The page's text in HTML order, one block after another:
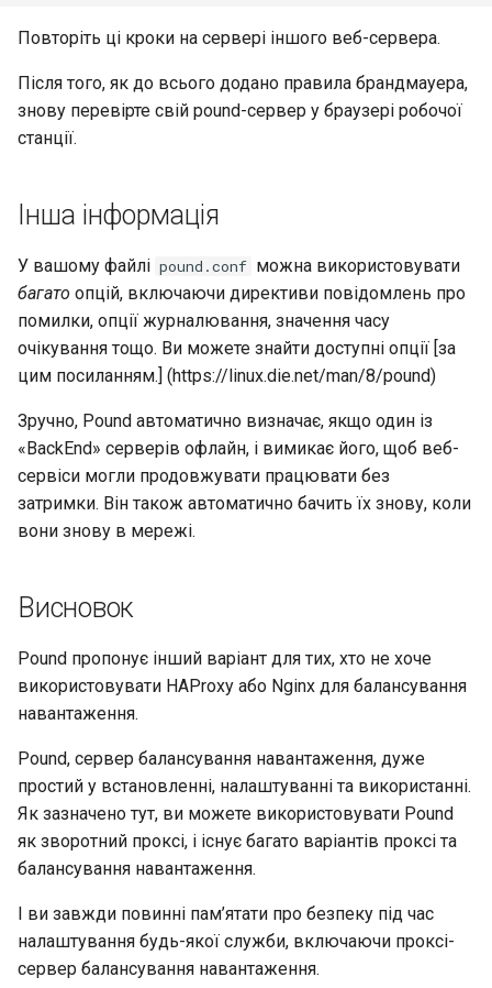
Повторіть ці кроки на сервері іншого веб-сервера.
Після того, як до всього додано правила брандмауера,
знову перевірте свій pound-сервер у браузері робочої
станції.
Інша інформація
У вашому файлі pound.conf можна використовувати
багато опцій, включаючи директиви повідомлень про
помилки, опції журналювання, значення часу
очікування тощо. Ви можете знайти доступні опції [за
цим посиланням.] (https://linux.die.net/man/8/pound)
Зручно, Pound автоматично визначає, якщо один із
«BackEnd» серверів офлайн, і вимикає його, щоб веб-
сервіси могли продовжувати працювати без
затримки. Він також автоматично бачить їх знову, коли
вони знову в мережі.
Висновок
Pound пропонує інший варіант для тих, хто не хоче
використовувати HAProxy або Nginx для балансування
навантаження.
Pound, сервер балансування навантаження, дуже
простий у встановленні, налаштуванні та використанні.
Як зазначено тут, ви можете використовувати Pound
як зворотний проксі, і існує багато варіантів проксі та
балансування навантаження.
І ви завжди повинні пам’ятати про безпеку під час
налаштування будь-якої служби, включаючи проксі-
сервер балансування навантаження.